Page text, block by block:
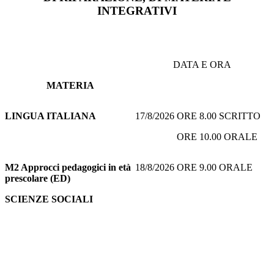
INTEGRATIVI
MATERIA
DATA E ORA
LINGUA ITALIANA
17/8/2026 ORE 8.00 SCRITTO
ORE 10.00 ORALE
M2 Approcci pedagogici in età
prescolare (ED)
SCIENZE SOCIALI
18/8/2026 ORE 9.00 ORALE